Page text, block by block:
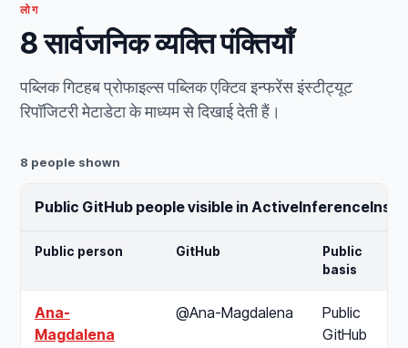
लोग
8 सार्वजनिक व्यक्ति पंक्तियाँ
पब्लिक गिटहब प्रोफाइल्स पब्लिक एक्टिव इन्फरेंस इंस्टीट्यूट
रिपॉजिटरी मेटाडेटा के माध्यम से दिखाई देती हैं।
8 people shown
Public GitHub people visible in
Public person GitHub
Public
basis
Ana-
Magdalena
@Ana-Magdalena
Public
GitHub